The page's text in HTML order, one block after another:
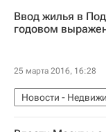
Ввод жилья в
годовом
25 марта 2016, 16:28
Новости -
Строительство